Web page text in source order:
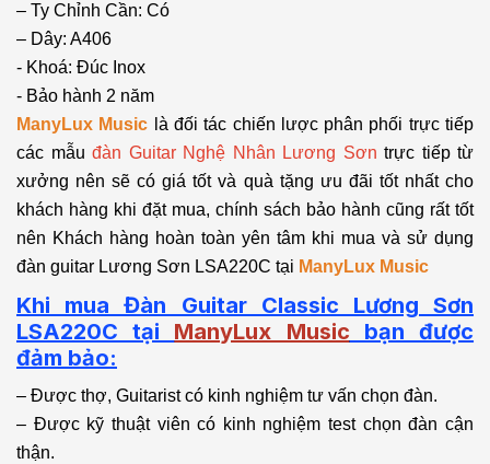
– Ty Chỉnh Cần: Có
– Dây: A406
- Khoá: Đúc Inox
- Bảo hành 2 năm
ManyLux Music là đối tác chiến lược phân phối trực tiếp
các mẫu đàn Guitar Nghệ Nhân Lương Sơn trực tiếp từ
xưởng nên sẽ có giá tốt và quà tặng ưu đãi tốt nhất cho
khách hàng khi đặt mua, chính sách bảo hành cũng rất tốt
nên Khách hàng hoàn toàn yên tâm khi mua và sử dụng
đàn guitar Lương Sơn LSA220C tại ManyLux Music
Khi mua Đàn Guitar Classic Lương Sơn
LSA220C tại ManyLux Music bạn được
đảm bảo:
– Được thợ, Guitarist có kinh nghiệm tư vấn chọn đàn.
– Được kỹ thuật viên có kinh nghiệm test chọn đàn cận
thận.